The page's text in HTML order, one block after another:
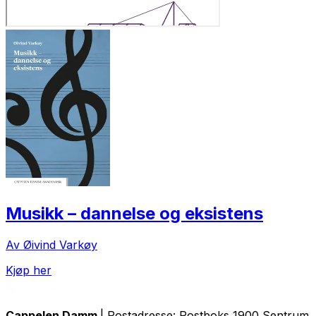
Musikk – dannelse og eksistens
Av Øivind Varkøy
Kjøp her